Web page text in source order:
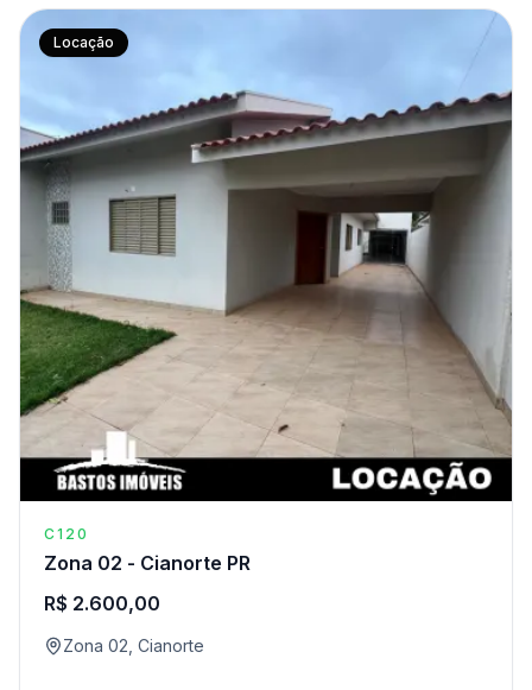
Locação
C120
Zona 02 - Cianorte PR
R$ 2.600,00
Zona 02, Cianorte